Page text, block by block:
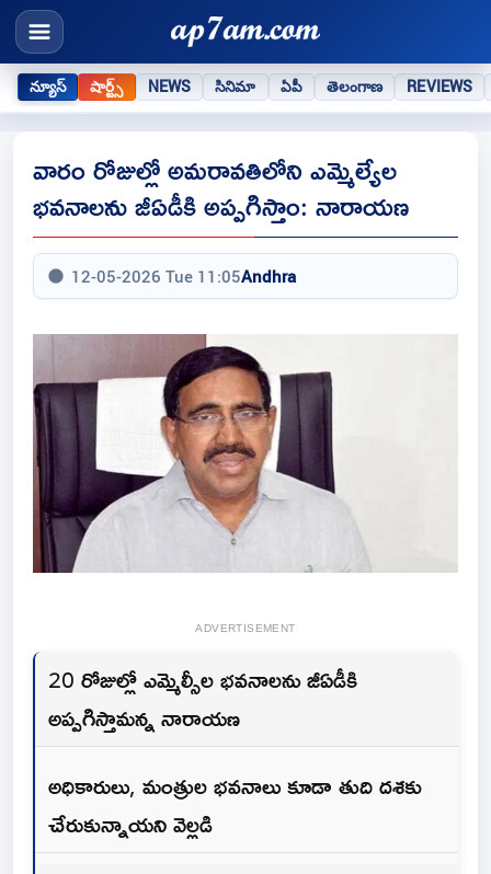
న్యూస్ షార్ట్స్ NEWS సినిమా ఏపీ తెలంగాణ REVIEWS
వారం రోజుల్లో అమరావతిలోని ఎమ్మెల్యేల
భవనాలను జీఏడీకి అప్పగిస్తాం: నారాయణ
12-05-2026 Tue 11:05Andhra
ADVERTISEMENT
20 రోజుల్లో ఎమ్మెల్సీల భవనాలను జీఏడీకి
అప్పగిస్తామన్న నారాయణ
అధికారులు, మంత్రుల భవనాలు కూడా తుది దశకు
చేరుకున్నాయని వెల్లడి